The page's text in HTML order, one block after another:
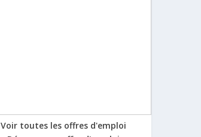
Voir toutes les offres d'emploi